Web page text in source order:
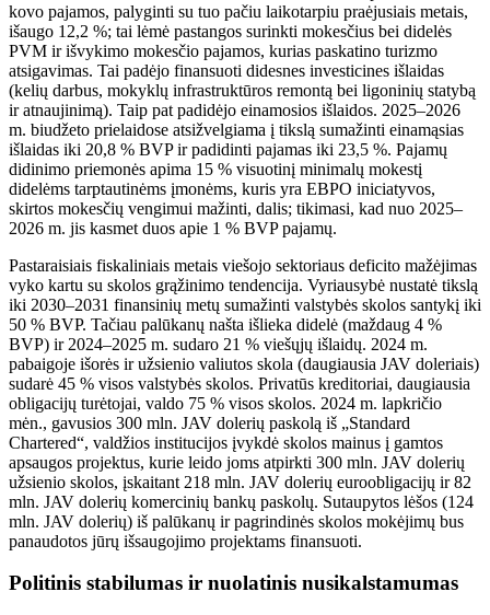
kovo pajamos, palyginti su tuo pačiu laikotarpiu praėjusiais metais,
išaugo 12,2 %; tai lėmė pastangos surinkti mokesčius bei didelės
PVM ir išvykimo mokesčio pajamos, kurias paskatino turizmo
atsigavimas. Tai padėjo finansuoti didesnes investicines išlaidas
(kelių darbus, mokyklų infrastruktūros remontą bei ligoninių statybą
ir atnaujinimą). Taip pat padidėjo einamosios išlaidos. 2025–2026
m. biudžeto prielaidose atsižvelgiama į tikslą sumažinti einamąsias
išlaidas iki 20,8 % BVP ir padidinti pajamas iki 23,5 %. Pajamų
didinimo priemonės apima 15 % visuotinį minimalų mokestį
didelėms tarptautinėms įmonėms, kuris yra EBPO iniciatyvos,
skirtos mokesčių vengimui mažinti, dalis; tikimasi, kad nuo 2025–
2026 m. jis kasmet duos apie 1 % BVP pajamų.
Pastaraisiais fiskaliniais metais viešojo sektoriaus deficito mažėjimas
vyko kartu su skolos grąžinimo tendencija. Vyriausybė nustatė tikslą
iki 2030–2031 finansinių metų sumažinti valstybės skolos santykį iki
50 % BVP. Tačiau palūkanų našta išlieka didelė (maždaug 4 %
BVP) ir 2024–2025 m. sudaro 21 % viešųjų išlaidų. 2024 m.
pabaigoje išorės ir užsienio valiutos skola (daugiausia JAV doleriais)
sudarė 45 % visos valstybės skolos. Privatūs kreditoriai, daugiausia
obligacijų turėtojai, valdo 75 % visos skolos. 2024 m. lapkričio
mėn., gavusios 300 mln. JAV dolerių paskolą iš „Standard
Chartered“, valdžios institucijos įvykdė skolos mainus į gamtos
apsaugos projektus, kurie leido joms atpirkti 300 mln. JAV dolerių
užsienio skolos, įskaitant 218 mln. JAV dolerių euroobligacijų ir 82
mln. JAV dolerių komercinių bankų paskolų. Sutaupytos lėšos (124
mln. JAV dolerių) iš palūkanų ir pagrindinės skolos mokėjimų bus
panaudotos jūrų išsaugojimo projektams finansuoti.
Politinis stabilumas ir nuolatinis nusikalstamumas